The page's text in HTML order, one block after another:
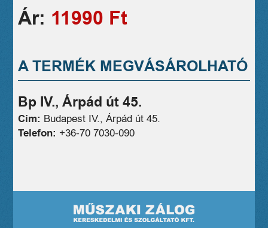
Ár: 11990 Ft
A TERMÉK MEGVÁSÁROLHATÓ
Bp IV., Árpád út 45.
Cím: Budapest IV., Árpád út 45.
Telefon: +36-70 7030-090